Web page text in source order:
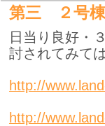
第三 ２号
日当り良好・
討されてみて
http://
http://